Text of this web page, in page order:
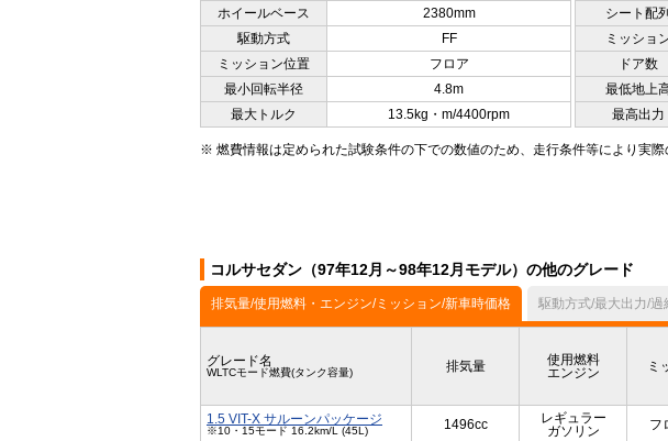
ホイールベース
2380mm シート配列
駆動方式
FF ミッショ
ミッション位置
フロア ドア数
最小回転半径
4.8m 最低地上
最大トルク
13.5kg・m/4400rpm 最高出力
※ 燃費情報は定められた試験条件の下での数値のため、走行条件等により実際
コルサセダン（97年12月～98年12月モデル）の他のグレード
排気量/使用燃料・エンジン/ミッション/新車時価格 駆動方式/最大出力/
グレード名
WLTCモード燃費(タンク容量) 排気量
使用燃料
エンジン
ミ
1.5 VIT-X サルーンパッケージ
※10・15モード 16.2km/L (45L) 1496cc
レギュラー
ガソリン
フ